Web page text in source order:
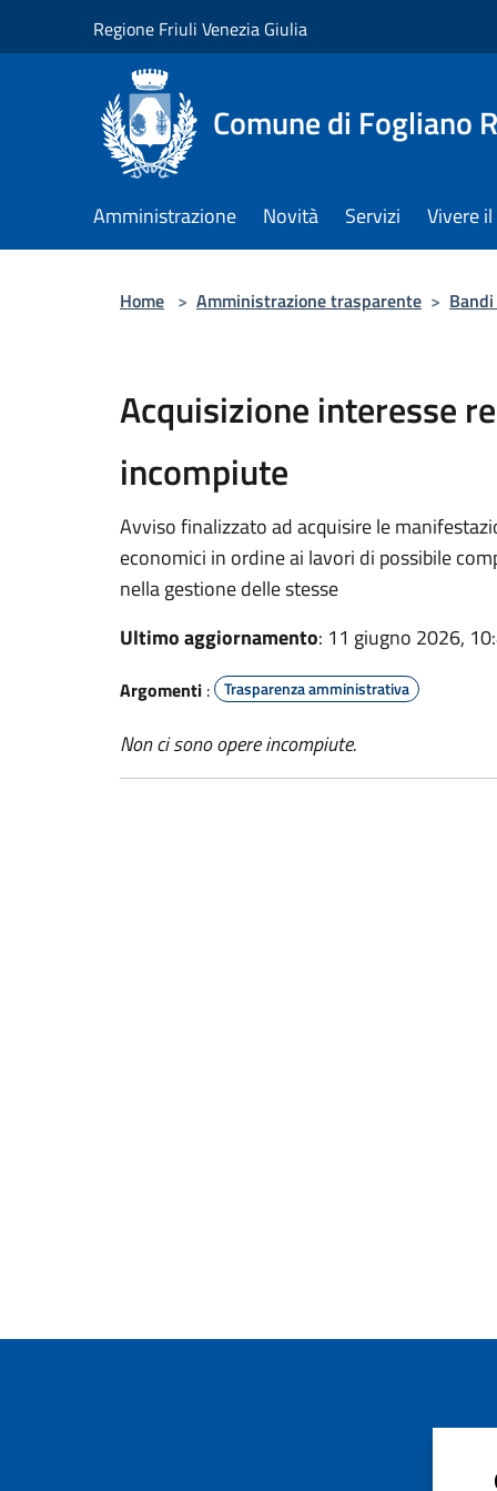
Regione Friuli Venezia Giulia
Comune di Fogliano
Amministrazione Novità Servizi Vivere
Home > Amministrazione trasparente >
Acquisizione interesse
incompiute
Avviso finalizzato ad acquisire le
economici in ordine ai lavori di possibile
nella gestione delle stesse
Ultimo aggiornamento: 11 giugno 2026,
Argomenti : Trasparenza amministrativa
Non ci sono opere incompiute.